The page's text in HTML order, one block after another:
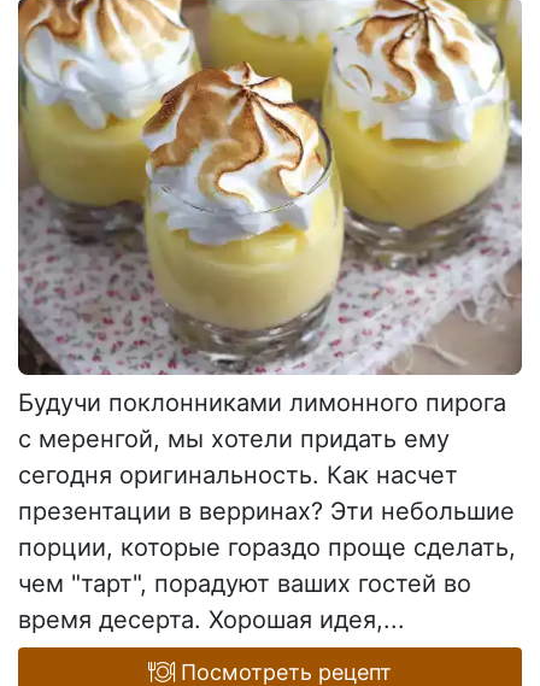
Будучи поклонниками лимонного пирога
с меренгой, мы хотели придать ему
сегодня оригинальность. Как насчет
презентации в верринах? Эти небольшие
порции, которые гораздо проще сделать,
чем "тарт", порадуют ваших гостей во
время десерта. Хорошая идея,...
Посмотреть рецепт